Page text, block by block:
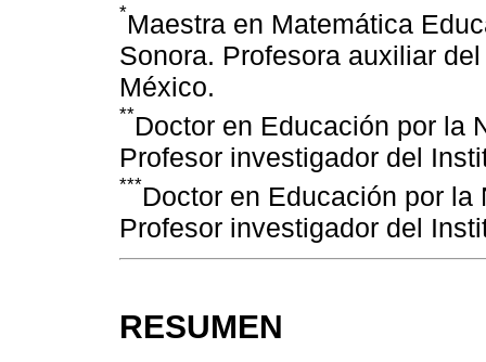
*Maestra en Matemática
Sonora. Profesora auxiliar
México.
**Doctor en Educación por la
Profesor investigador del
***Doctor en Educación por
Profesor investigador del
RESUMEN